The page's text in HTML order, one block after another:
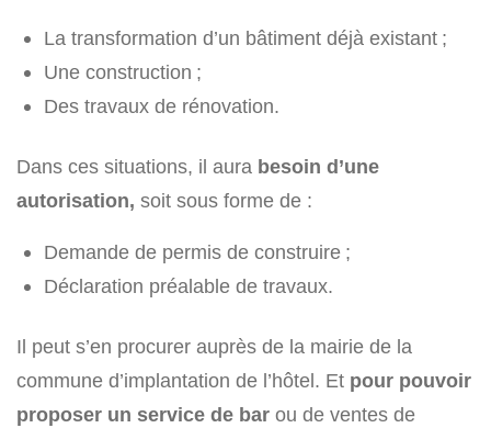
La transformation d’un bâtiment déjà existant ;
Une construction ;
Des travaux de rénovation.
Dans ces situations, il aura besoin d’une
autorisation, soit sous forme de :
Demande de permis de construire ;
Déclaration préalable de travaux.
Il peut s’en procurer auprès de la mairie de la
commune d’implantation de l’hôtel. Et pour pouvoir
proposer un service de bar ou de ventes de